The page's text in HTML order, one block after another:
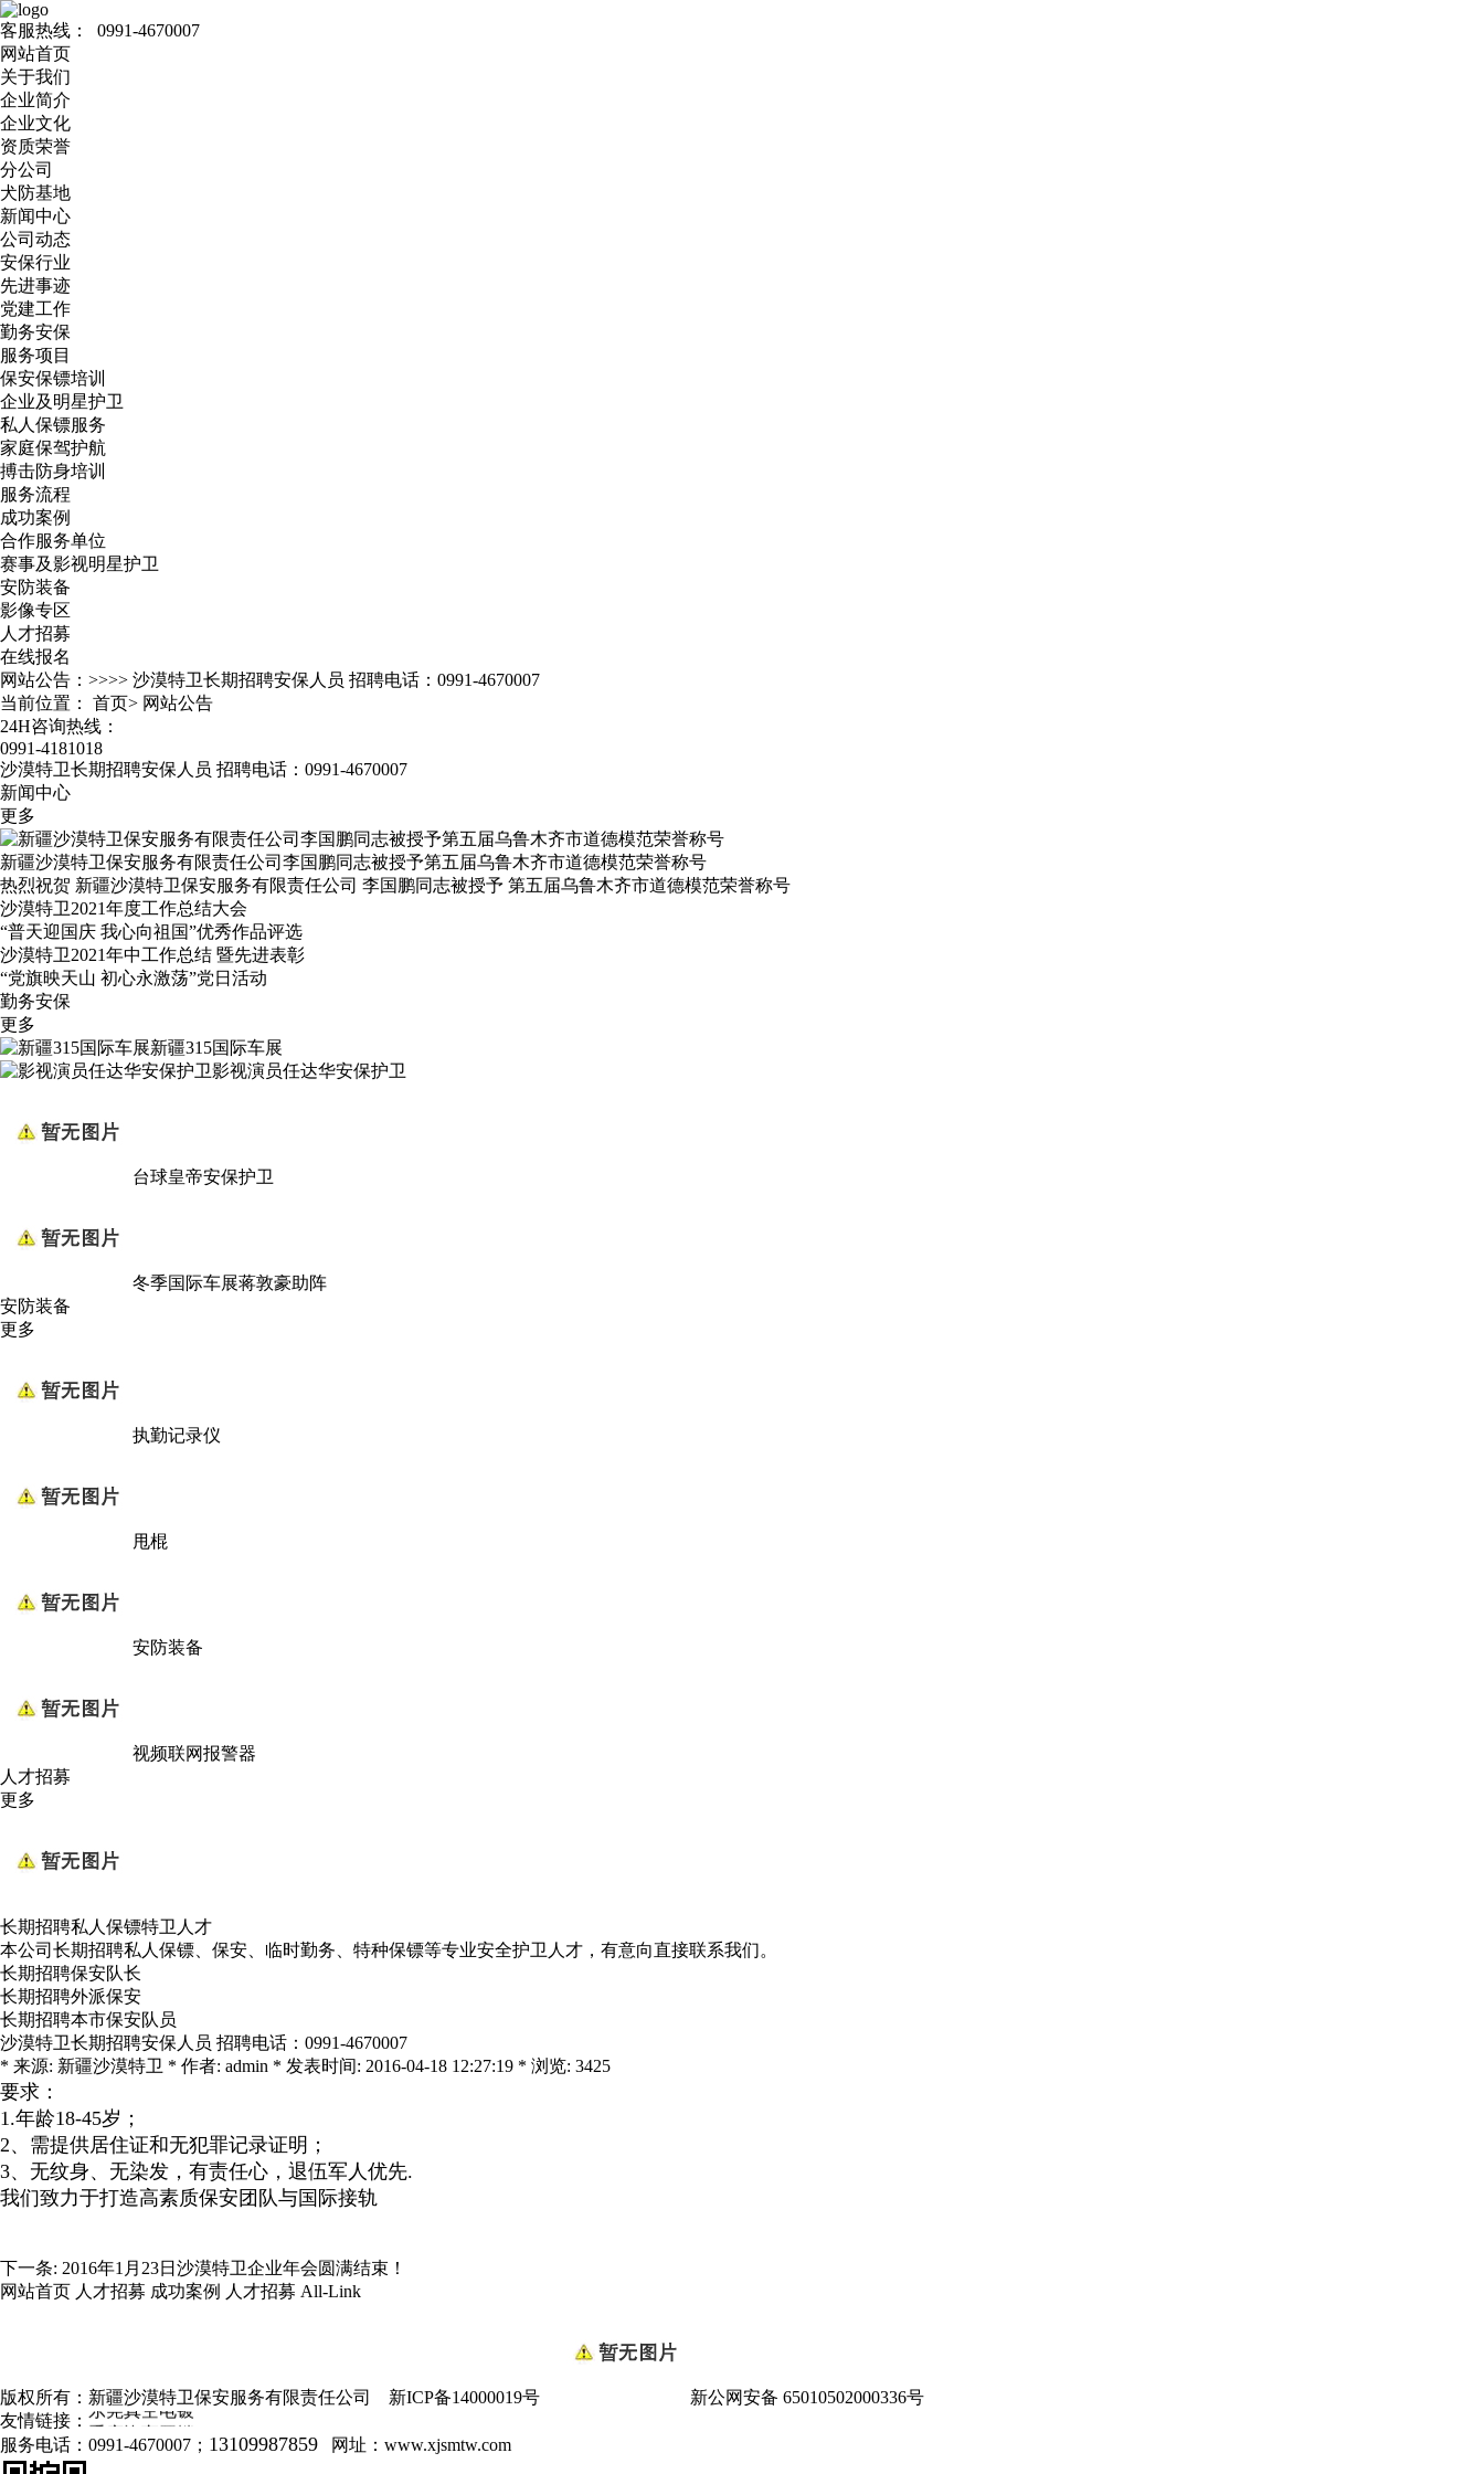
客服热线：
0991-4670007
网站首页
关于我们
企业简介
企业文化
资质荣誉
分公司
犬防基地
新闻中心
公司动态
安保行业
先进事迹
党建工作
勤务安保
服务项目
保安保镖培训
企业及明星护卫
私人保镖服务
家庭保驾护航
搏击防身培训
服务流程
成功案例
合作服务单位
赛事及影视明星护卫
安防装备
影像专区
人才招募
在线报名
网站公告：>>>> 沙漠特卫长期招聘安保人员 招聘电话：0991-4670007
当前位置： 首页> 网站公告
24H咨询热线：
0991-4181018
沙漠特卫长期招聘安保人员 招聘电话：0991-4670007
新闻中心
更多
新疆沙漠特卫保安服务有限责任公司李国鹏同志被授予第五届乌鲁木齐市道德模范荣誉称号
热烈祝贺 新疆沙漠特卫保安服务有限责任公司 李国鹏同志被授予 第五届乌鲁木齐市道德模范荣誉称号
沙漠特卫2021年度工作总结大会
“普天迎国庆 我心向祖国”优秀作品评选
沙漠特卫2021年中工作总结 暨先进表彰
“党旗映天山 初心永激荡”党日活动
勤务安保
更多
新疆315国际车展
影视演员任达华安保护卫
台球皇帝安保护卫
冬季国际车展蒋敦豪助阵
安防装备
更多
执勤记录仪
甩棍
安防装备
视频联网报警器
人才招募
更多
长期招聘私人保镖特卫人才
本公司长期招聘私人保镖、保安、临时勤务、特种保镖等专业安全护卫人才，有意向直接联系我们。
长期招聘保安队长
长期招聘外派保安
长期招聘本市保安队员
沙漠特卫长期招聘安保人员 招聘电话：0991-4670007
* 来源: 新疆沙漠特卫 * 作者: admin * 发表时间: 2016-04-18 12:27:19 * 浏览: 3425
要求：
1.年龄18-45岁；
2、需提供居住证和无犯罪记录证明；
3、无纹身、无染发，有责任心，退伍军人优先.
我们致力于打造高素质保安团队与国际接轨
下一条: 2016年1月23日沙漠特卫企业年会圆满结束！
网站首页 人才招募 成功案例 人才招募 All-Link
版权所有：新疆沙漠特卫保安服务有限责任公司 新ICP备14000019号
新公网安备 65010502000336号
友情链接：
广州防玻纤外
东莞真空电镀
重庆汽车开锁
广州椭圆数码
服务电话：0991-4670007； 13109987859 网址： www.xjsmtw.com